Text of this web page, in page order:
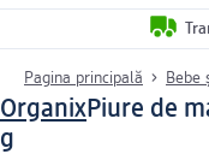
Pagina principală Bebe
OrganixPiure de
g